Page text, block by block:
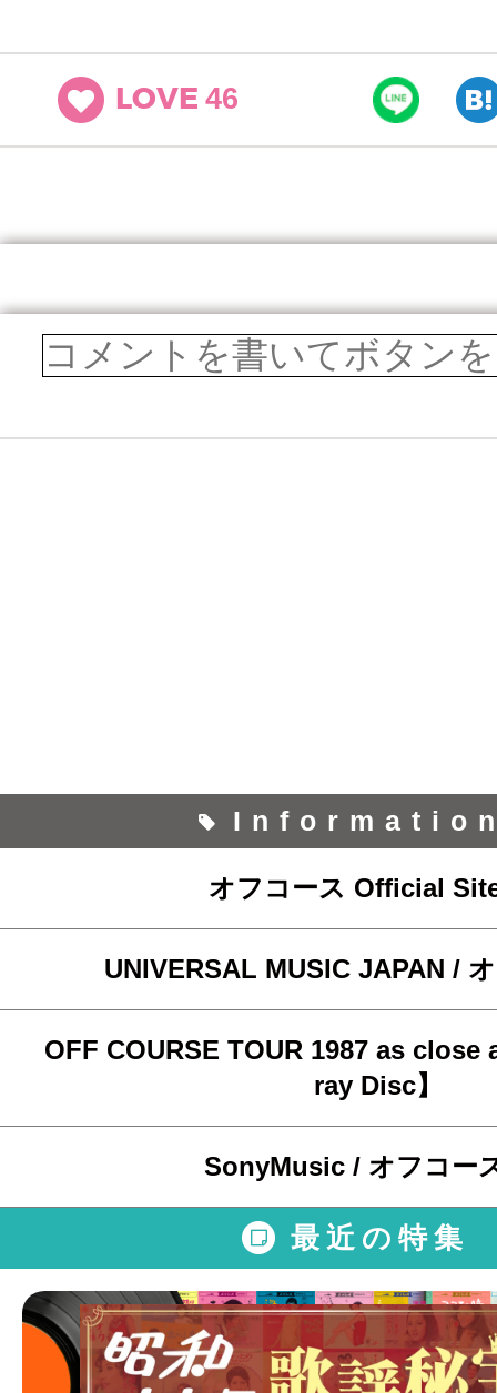
LOVE 46
オフコース Official
UNIVERSAL MUSIC JAPAN /
OFF COURSE TOUR 1987 as
ray Disc】
SonyMusic / オフコー
最近の特集